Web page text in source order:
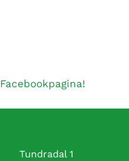
Facebookpagina!
Tundradal 1